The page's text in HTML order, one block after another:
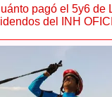
pagó el 5y6 de
del INH